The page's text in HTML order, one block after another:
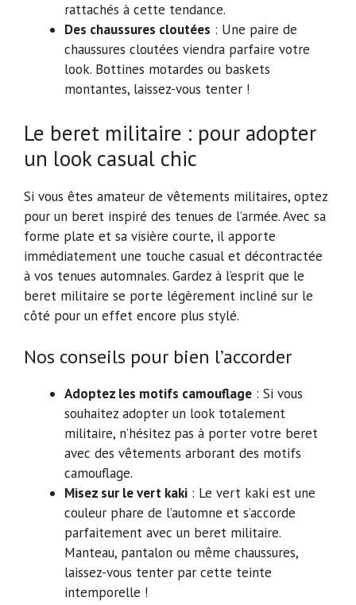
rattachés à cette tendance.
Des chaussures cloutées : Une paire de
chaussures cloutées viendra parfaire votre
look. Bottines motardes ou baskets
montantes, laissez-vous tenter !
Le beret militaire : pour adopter
un look casual chic
Si vous êtes amateur de vêtements militaires, optez
pour un beret inspiré des tenues de l’armée. Avec sa
forme plate et sa visière courte, il apporte
immédiatement une touche casual et décontractée
à vos tenues automnales. Gardez à l’esprit que le
beret militaire se porte légèrement incliné sur le
côté pour un effet encore plus stylé.
Nos conseils pour bien l’accorder
Adoptez les motifs camouflage : Si vous
souhaitez adopter un look totalement
militaire, n’hésitez pas à porter votre beret
avec des vêtements arborant des motifs
camouflage.
Misez sur le vert kaki : Le vert kaki est une
couleur phare de l’automne et s’accorde
parfaitement avec un beret militaire.
Manteau, pantalon ou même chaussures,
laissez-vous tenter par cette teinte
intemporelle !